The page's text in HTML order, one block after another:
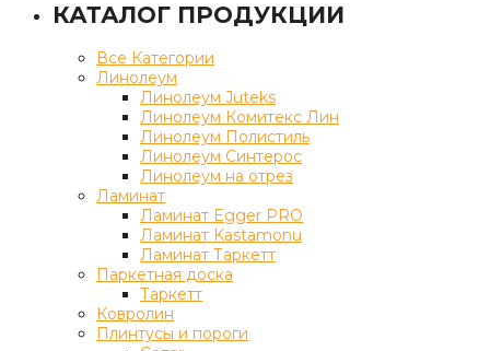
КАТАЛОГ ПРОДУКЦИИ
Все Категории
Линолеум
Линолеум Juteks
Линолеум Комитекс Лин
Линолеум Полистиль
Линолеум Синтерос
Линолеум на отрез
Ламинат
Ламинат Egger PRO
Ламинат Kastamonu
Ламинат Таркетт
Паркетная доска
Таркетт
Ковролин
Плинтусы и пороги